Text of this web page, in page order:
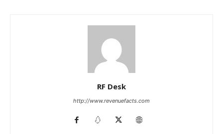
RF Desk
http://www.revenuefacts.com